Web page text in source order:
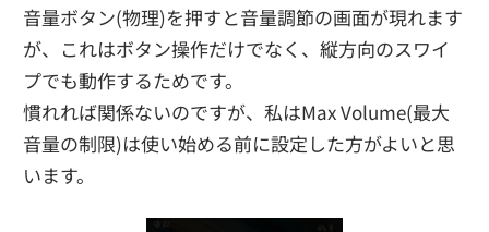
音量ボタン(物理)を押すと音量調節の画面が現れます
が、これはボタン操作だけでなく、縦方向のスワイ
プでも動作するためです。
慣れれば関係ないのですが、私はMax Volume(最大
音量の制限)は使い始める前に設定した方がよいと思
います。